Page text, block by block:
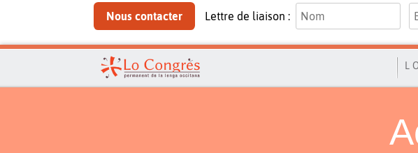
Nous contacter Lettre de liaison :